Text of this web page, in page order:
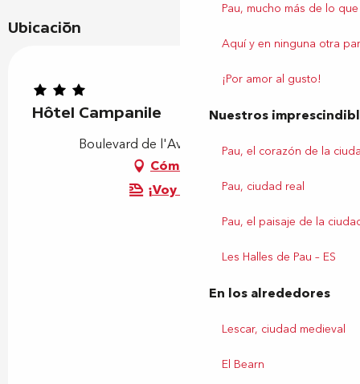
Pau, mucho más de lo
Aquí y en ninguna otra
¡Por amor al gusto!
Nuestros
Pau, el corazón de la
Pau, ciudad real
Pau, el paisaje de la
Les Halles de Pau – ES
En los alrededores
Lescar, ciudad medieval
El Bearn
Ubicación
Hôtel Campanile
Boulevard de l'Aviation, 64000 Pau
Cómo llegar
¡Voy en tren!